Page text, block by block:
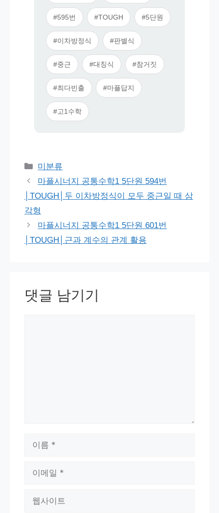
#595번 #TOUGH #5단원
#이차방정식 #판별식
#중근 #대칭식 #참거짓
#최다빈출 #마플답지
#고1수학
카
테
리
미분류
마플시너지 공통수학1 5단원 594번
│TOUGH│두 이차방정식이 모두 중근일 때 삼
각형
마플시너지 공통수학1 5단원 601번
│TOUGH│근과 계수의 관계 활용
댓글 남기기